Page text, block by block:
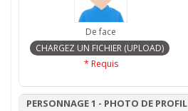
De face
* Requis
PERSONNAGE 1 - PHOTO DE PROFIL